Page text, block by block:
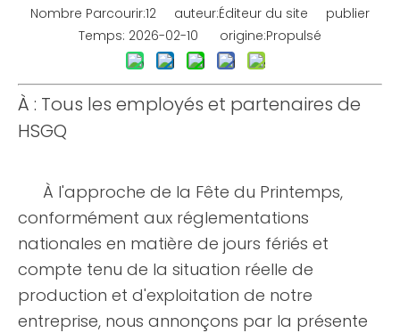
Nombre Parcourir:12 auteur:Éditeur du site publier
Temps: 2026-02-10 origine:Propulsé
À : Tous les employés et partenaires de
HSGQ
À l'approche de la Fête du Printemps,
conformément aux réglementations
nationales en matière de jours fériés et
compte tenu de la situation réelle de
production et d'exploitation de notre
entreprise, nous annonçons par la présente